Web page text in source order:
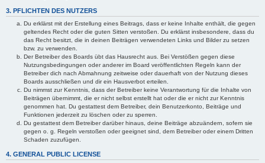
3. PFLICHTEN DES NUTZERS
Du erklärst mit der Erstellung eines Beitrags, dass er keine Inhalte enthält, die gegen
geltendes Recht oder die guten Sitten verstoßen. Du erklärst insbesondere, dass du
das Recht besitzt, die in deinen Beiträgen verwendeten Links und Bilder zu setzen
bzw. zu verwenden.
Der Betreiber des Boards übt das Hausrecht aus. Bei Verstößen gegen diese
Nutzungsbedingungen oder anderer im Board veröffentlichten Regeln kann der
Betreiber dich nach Abmahnung zeitweise oder dauerhaft von der Nutzung dieses
Boards ausschließen und dir ein Hausverbot erteilen.
Du nimmst zur Kenntnis, dass der Betreiber keine Verantwortung für die Inhalte von
Beiträgen übernimmt, die er nicht selbst erstellt hat oder die er nicht zur Kenntnis
genommen hat. Du gestattest dem Betreiber, dein Benutzerkonto, Beiträge und
Funktionen jederzeit zu löschen oder zu sperren.
Du gestattest dem Betreiber darüber hinaus, deine Beiträge abzuändern, sofern sie
gegen o. g. Regeln verstoßen oder geeignet sind, dem Betreiber oder einem Dritten
Schaden zuzufügen.
4. GENERAL PUBLIC LICENSE